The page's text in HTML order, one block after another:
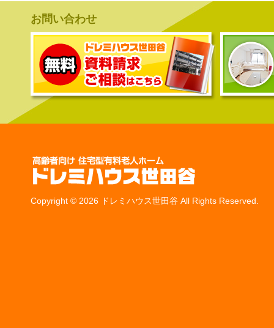
お問い合わせ
Copyright © 2026 ドレミハウス世田谷 All Rights Reserved.